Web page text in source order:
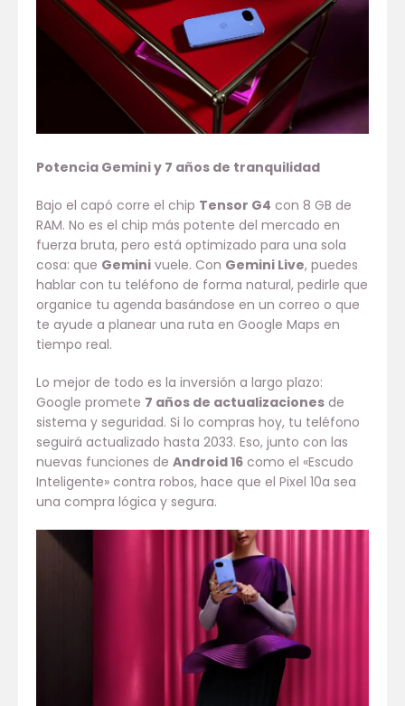
Potencia Gemini y 7 años de tranquilidad
Bajo el capó corre el chip Tensor G4 con 8 GB de
RAM. No es el chip más potente del mercado en
fuerza bruta, pero está optimizado para una sola
cosa: que Gemini vuele. Con Gemini Live, puedes
hablar con tu teléfono de forma natural, pedirle que
organice tu agenda basándose en un correo o que
te ayude a planear una ruta en Google Maps en
tiempo real.
Lo mejor de todo es la inversión a largo plazo:
Google promete 7 años de actualizaciones de
sistema y seguridad. Si lo compras hoy, tu teléfono
seguirá actualizado hasta 2033. Eso, junto con las
nuevas funciones de Android 16 como el «Escudo
Inteligente» contra robos, hace que el Pixel 10a sea
una compra lógica y segura.